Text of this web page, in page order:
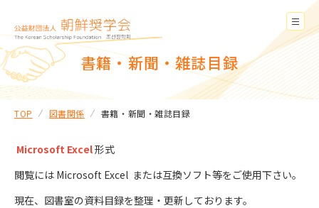
書籍・新聞・雑誌目録
TOP 図書関係 書籍・新聞・雑誌目録
Microsoft Excel形式
閲覧には Microsoft Excel または互換ソフト等をご使用下さい。
現在、図書室の資料目録を整理・更新しております。